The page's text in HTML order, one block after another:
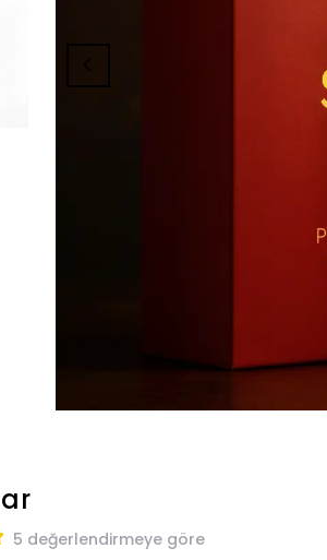
5 değerlendirmeye göre